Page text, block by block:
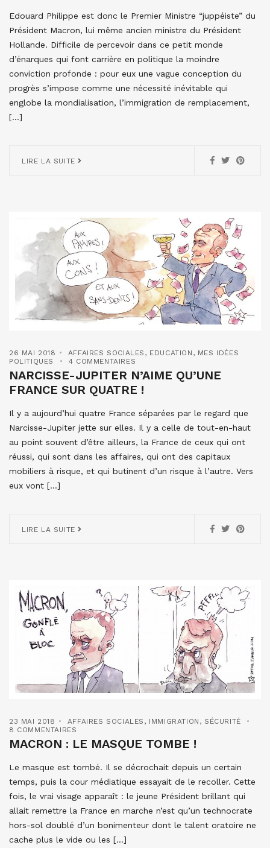
Edouard Philippe est donc le Premier Ministre “juppéiste” du
Président Macron, lui même ancien ministre du Président
Hollande. Difficile de percevoir dans ce petit monde
d’énarques qui font carrière en politique la moindre
conviction profonde : pour eux une vague conception du
progrès s’impose comme une nécessité inévitable qui
englobe la mondialisation, l’immigration de remplacement,
[…]
LIRE LA SUITE
26 MAI 2018 AFFAIRES SOCIALES , EDUCATION , MES IDÉES
POLITIQUES
4 COMMENTAIRES
NARCISSE-JUPITER N’AIME QU’UNE
FRANCE SUR QUATRE !
Il y a aujourd’hui quatre France séparées par le regard que
Narcisse-Jupiter jette sur elles. Il y a celle de tout-en-haut
au point souvent d’être ailleurs, la France de ceux qui ont
réussi, qui sont dans les affaires, qui ont des capitaux
mobiliers à risque, et qui butinent d’un risque à l’autre. Vers
eux vont […]
LIRE LA SUITE
23 MAI 2018 AFFAIRES SOCIALES , IMMIGRATION , SÉCURITÉ
8 COMMENTAIRES
MACRON : LE MASQUE TOMBE !
Le masque est tombé. Il se décrochait depuis un certain
temps, puis la cour médiatique essayait de le recoller. Cette
fois, le vrai visage apparaît : le jeune Président brillant qui
allait remettre la France en marche n’est qu’un technocrate
hors-sol doublé d’un bonimenteur dont le talent oratoire ne
cache plus le vide ou les […]